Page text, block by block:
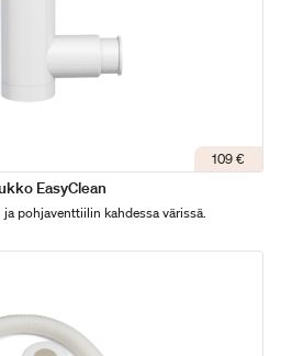
109 €
EasyClean
pohjaventtiilin kahdessa värissä.